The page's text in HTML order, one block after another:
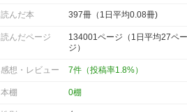
読んだ本 397冊（1日平均0.08冊)
読んだページ
134001ページ（1日平均27ペー
ジ）
感想・レビュー 7件（投稿率1.8%）
本棚 0棚